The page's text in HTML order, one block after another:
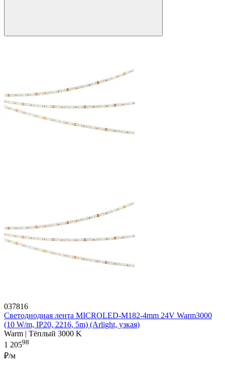
037816
Светодиодная лента MICROLED-M182-4mm 24V Warm3000
(10 W/m, IP20, 2216, 5m) (Arlight, узкая)
Warm | Тёплый 3000 K
1 20598
₽/м